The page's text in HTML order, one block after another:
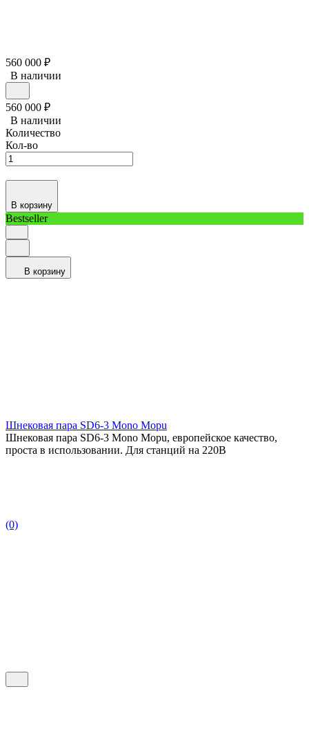
560 000 ₽
В наличии
560 000 ₽
В наличии
Количество
Кол-во
В корзину
Bestseller
В корзину
Шнековая пара SD6-3 Mono Mopu
Шнековая пара SD6-3 Mono Mopu, европейское качество,
проста в использовании. Для станций на 220В
(0)